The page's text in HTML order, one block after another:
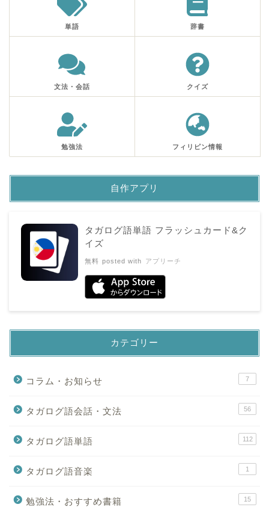
単語 辞書
文法・会話 クイズ
勉強法 フィリピン情報
自作アプリ
タガログ語単語 フラッシュカード&ク
イズ
無料 posted with アプリーチ
カテゴリー
コラム・お知らせ 7
タガログ語会話・文法 56
タガログ語単語 112
タガログ語音楽 1
勉強法・おすすめ書籍 15